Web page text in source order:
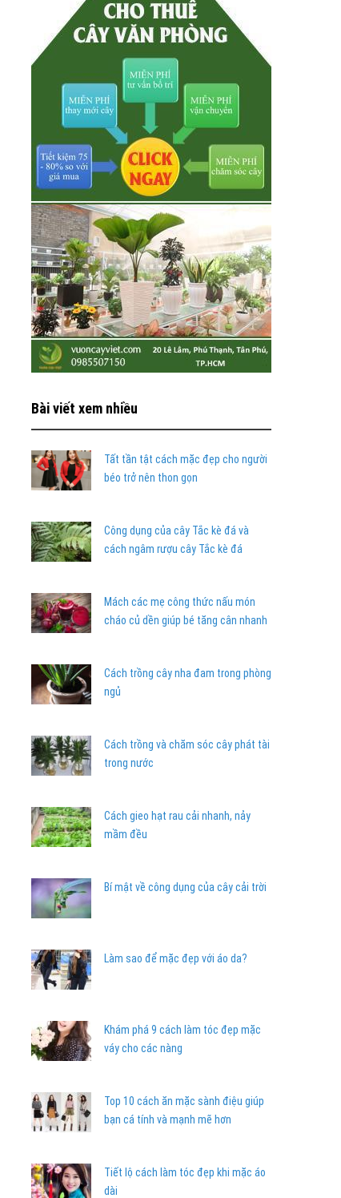
Bài viết xem nhiều
Tất tần tật cách mặc đẹp cho người
béo trở nên thon gọn
Công dụng của cây Tắc kè đá và
cách ngâm rượu cây Tắc kè đá
Mách các mẹ công thức nấu món
cháo củ dền giúp bé tăng cân nhanh
Cách trồng cây nha đam trong phòng
ngủ
Cách trồng và chăm sóc cây phát tài
trong nước
Cách gieo hạt rau cải nhanh, nảy
mầm đều
Bí mật về công dụng của cây cải trời
Làm sao để mặc đẹp với áo da?
Khám phá 9 cách làm tóc đẹp mặc
váy cho các nàng
Top 10 cách ăn mặc sành điệu giúp
bạn cá tính và mạnh mẽ hơn
Tiết lộ cách làm tóc đẹp khi mặc áo
dài